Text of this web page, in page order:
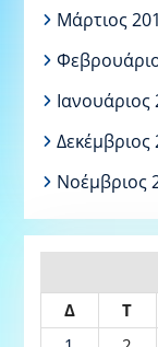
Μάρτιος
Ιανουάριος
Δεκέμβριος
Νοέμβριος
Δ Τ